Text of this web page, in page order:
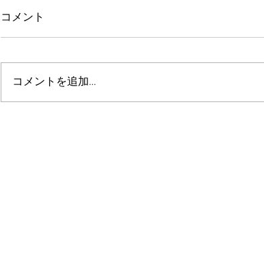
コメント
コメントを追加…